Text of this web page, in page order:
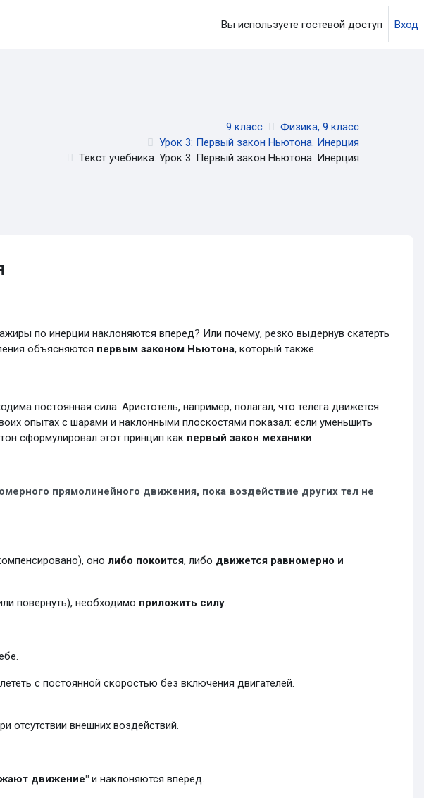
Вы используете гостевой доступ Вход
9 класс
Физика, 9 класс
Урок 3: Первый закон Ньютона. Инерция
Текст учебника. Урок 3. Первый закон Ньютона. Инерция
по инерции наклоняются вперед? Или почему, резко выдернув скатерть
объясняются первым законом Ньютона, который также
постоянная сила. Аристотель, например, полагал, что телега движется
опытах с шарами и наклонными плоскостями показал: если уменьшить
сформулировал этот принцип как первый закон механики.
прямолинейного движения, пока воздействие других тел не
оно либо покоится, либо движется равномерно и
повернуть), необходимо приложить силу.
с постоянной скоростью без включения двигателей.
отсутствии внешних воздействий.
движение" и наклоняются вперед.